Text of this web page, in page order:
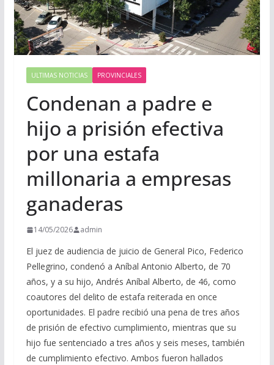
ULTIMAS NOTICIAS PROVINCIALES
Condenan a padre e
hijo a prisión efectiva
por una estafa
millonaria a empresas
ganaderas
14/05/2026 admin
El juez de audiencia de juicio de General Pico, Federico
Pellegrino, condenó a Aníbal Antonio Alberto, de 70
años, y a su hijo, Andrés Aníbal Alberto, de 46, como
coautores del delito de estafa reiterada en once
oportunidades. El padre recibió una pena de tres años
de prisión de efectivo cumplimiento, mientras que su
hijo fue sentenciado a tres años y seis meses, también
de cumplimiento efectivo. Ambos fueron hallados